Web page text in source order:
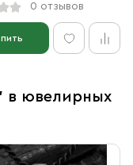
0 отзывов
в ювелирных